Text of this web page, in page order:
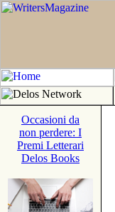
Occasioni da
non perdere: I
Premi Letterari
Delos Books